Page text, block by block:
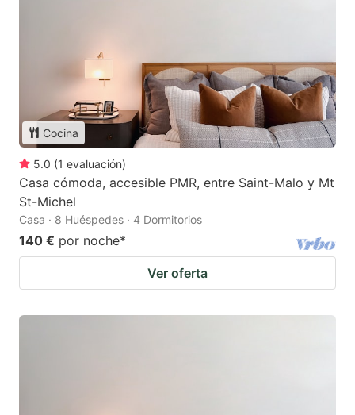
Cocina
5.0 (1 evaluación)
Casa cómoda, accesible PMR, entre Saint-Malo y Mt
St-Michel
Casa · 8 Huéspedes · 4 Dormitorios
140 € por noche*
Ver oferta